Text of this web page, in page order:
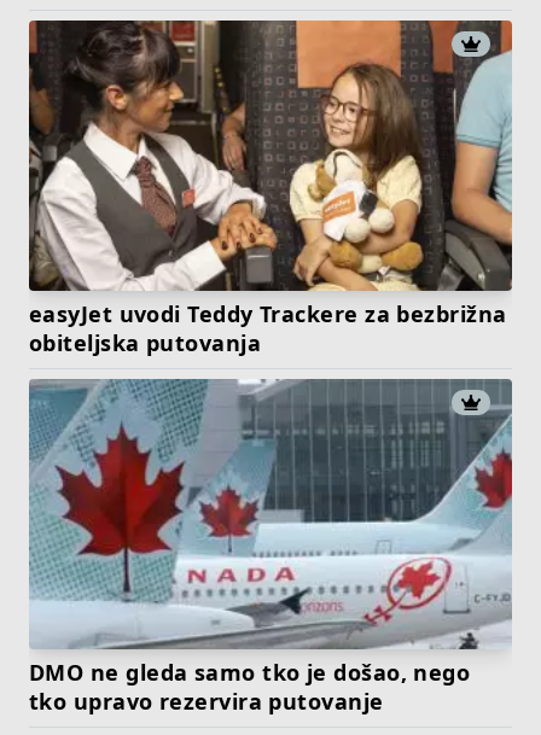
easyJet uvodi Teddy Trackere za bezbrižna
obiteljska putovanja
DMO ne gleda samo tko je došao, nego
tko upravo rezervira putovanje